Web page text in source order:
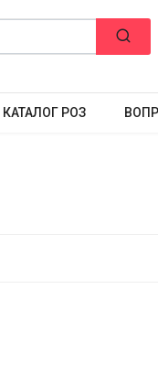
КАТАЛОГ РОЗ